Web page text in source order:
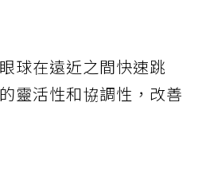
球在遠近之間快速跳
靈活性和協調性，改善